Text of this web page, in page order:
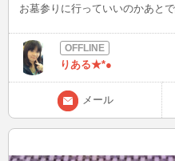
お墓参りに行っていいのかあと
｀*)
りある★*●
メール